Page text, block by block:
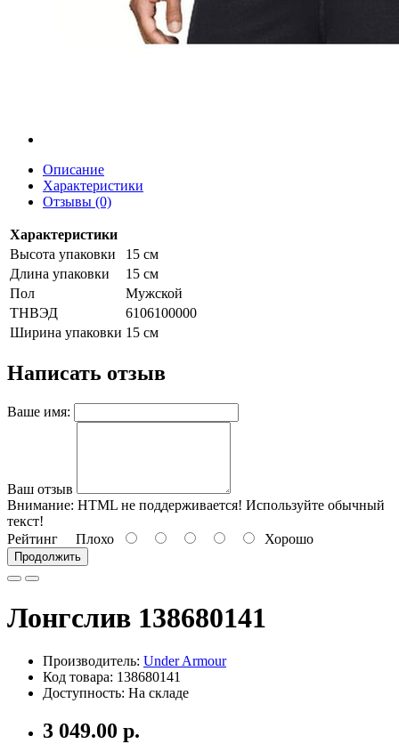
Описание
Характеристики
Отзывы (0)
Характеристики
Высота упаковки
15 см
Длина упаковки
15 см
Пол
Мужской
ТНВЭД
6106100000
Ширина упаковки 15 см
Написать отзыв
Ваше имя:
Ваш отзыв
Внимание: HTML не поддерживается! Используйте обычный
текст!
Рейтинг Плохо Хорошо
Продолжить
Лонгслив 138680141
Производитель: Under Armour
Код товара: 138680141
Доступность: На складе
3 049.00 р.